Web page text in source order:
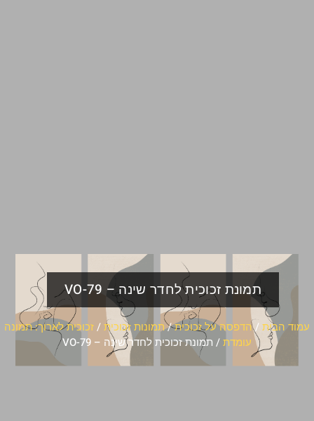
תמונת זכוכית לחדר שינה – VO-79
עמוד הבית /הדפסה על זכוכית/תמונות זכוכית/זכוכית לארוך: תמונה
עומדת/ תמונת זכוכית לחדר שינה – VO-79